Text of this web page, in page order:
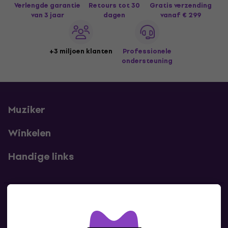
Verlengde garantie
van 3 jaar
Retours tot 30
dagen
Gratis verzending
vanaf € 299
+3 miljoen klanten
Professionele
ondersteuning
Muziker
Winkelen
Handige links